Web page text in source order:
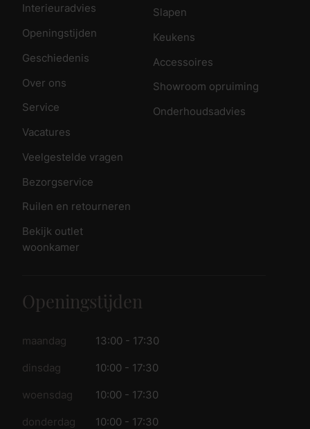
Interieuradvies
Openingstijden
Geschiedenis
Over ons
Service
Vacatures
Veelgestelde vragen
Bezorgservice
Ruilen en retourneren
Bekijk outlet
woonkamer
Slapen
Keukens
Accessoires
Showroom opruiming
Onderhoudsadvies
Openingstijden
maandag 13:00 - 17:30
dinsdag 10:00 - 17:30
woensdag 10:00 - 17:30
donderdag 10:00 - 17:30